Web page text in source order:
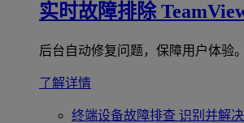
实时故障排除
后台自动修复问题，保障用户体验。
了解详情
终端设备故障排查 识别并解